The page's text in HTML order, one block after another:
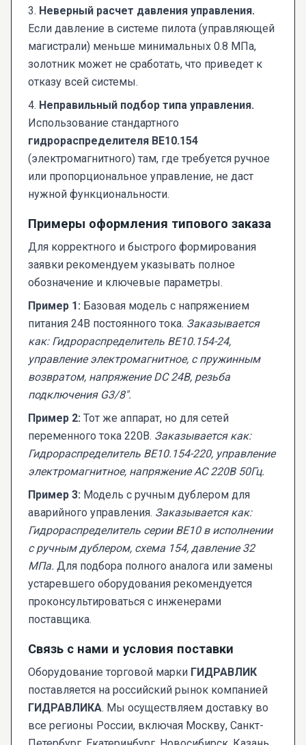
3. Неверный расчет давления управления.
Если давление в системе пилота (управляющей
магистрали) меньше минимальных 0.8 МПа,
золотник может не сработать, что приведет к
отказу всей системы.
4. Неправильный подбор типа управления.
Использование стандартного
гидрораспределителя ВЕ10.154
(электромагнитного) там, где требуется ручное
или пропорциональное управление, не даст
нужной функциональности.
Примеры оформления типового заказа
Для корректного и быстрого формирования
заявки рекомендуем указывать полное
обозначение и ключевые параметры.
Пример 1: Базовая модель с напряжением
питания 24В постоянного тока. Заказывается
как: Гидрораспределитель ВЕ10.154-24,
управление электромагнитное, с пружинным
возвратом, напряжение DC 24В, резьба
подключения G3/8".
Пример 2: Тот же аппарат, но для сетей
переменного тока 220В. Заказывается как:
Гидрораспределитель ВЕ10.154-220, управление
электромагнитное, напряжение AC 220В 50Гц.
Пример 3: Модель с ручным дублером для
аварийного управления. Заказывается как:
Гидрораспределитель серии ВЕ10 в исполнении
с ручным дублером, схема 154, давление 32
МПа. Для подбора полного аналога или замены
устаревшего оборудования рекомендуется
проконсультироваться с инженерами
поставщика.
Связь с нами и условия поставки
Оборудование торговой марки ГИДРАВЛИК
поставляется на российский рынок компанией
ГИДРАВЛИКА. Мы осуществляем доставку во
все регионы России, включая Москву, Санкт-